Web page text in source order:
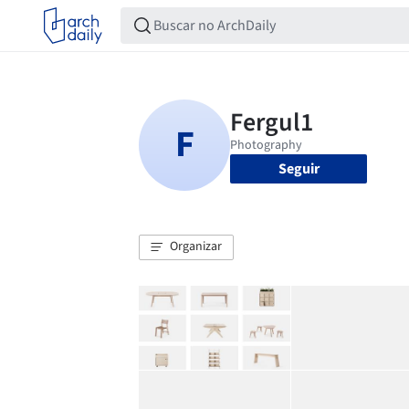
Seguir
Organizar